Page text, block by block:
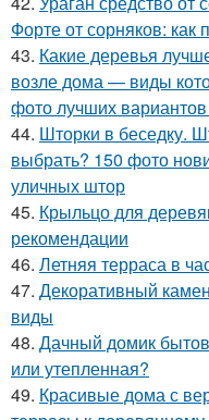
Форте от сорняков: как
43. Какие деревья
возле дома — виды
фото лучших
44. Шторки в беседку.
выбрать? 150 фото
уличных штор
45. Крыльцо для
рекомендации
46. Летняя терраса в
47. Декоративный
виды
48. Дачный домик
или утепленная?
49. Красивые дома с